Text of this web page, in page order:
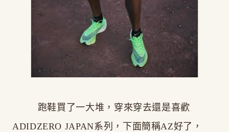
跑鞋買了一大堆，穿來穿去還是喜歡
ADIDZERO JAPAN系列，下面簡稱AZ好了，